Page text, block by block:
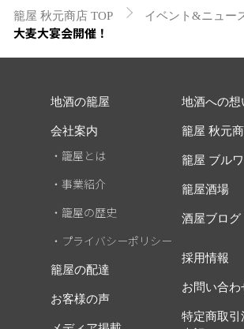
籠屋 秋元商店 TOP イベント&ニュー
大麦大宴会開催！
地酒の籠屋
会社案内
・籠屋とは
・事業紹介
・籠屋の歴史
・プライバシーポリシー
地酒への想
籠屋 秋元
籠屋 ブル
籠屋酒場
酒屋ブログ
籠屋の配達
お客様の声
採用情報
お問い合わ
特定商取引